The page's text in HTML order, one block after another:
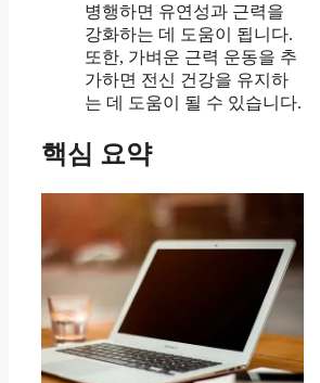
병행하면 유연성과 근력을
강화하는 데 도움이 됩니다.
또한, 가벼운 근력 운동을 추
가하면 전신 건강을 유지하
는 데 도움이 될 수 있습니다.
핵심 요약